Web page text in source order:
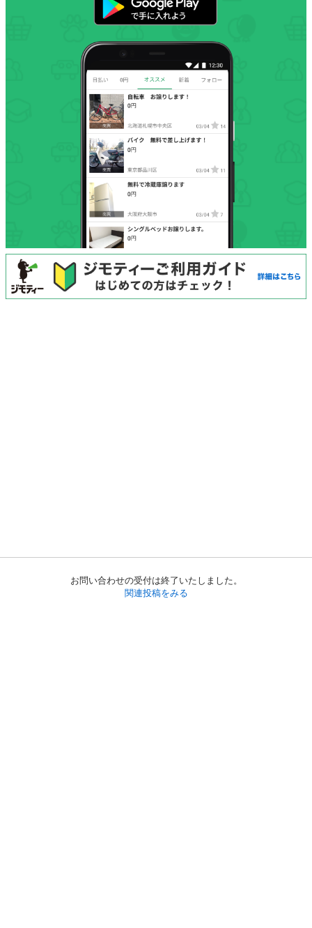
お問い合わせの受付は終了いたしました。
関連投稿をみる